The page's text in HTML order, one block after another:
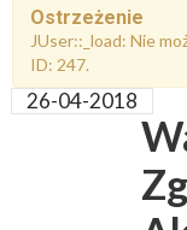
Ostrzeżenie
JUser::_load: Nie
ID: 247.
26-04-2018